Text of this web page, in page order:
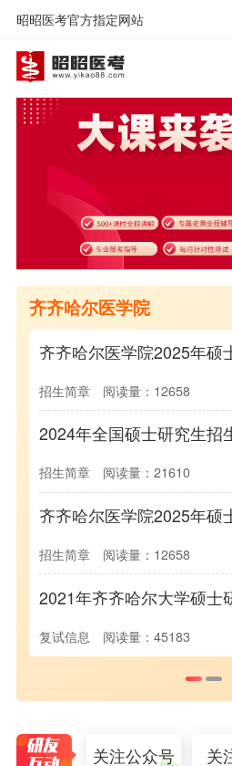
昭昭医考官方指定网站
齐齐哈尔医学院
齐齐哈尔医学院2025年硕
招生简章 阅读量：12658
招生简章 阅读量：21610
齐齐哈尔医学院2025年硕
招生简章 阅读量：12658
复试信息 阅读量：45183
关注公众号 关